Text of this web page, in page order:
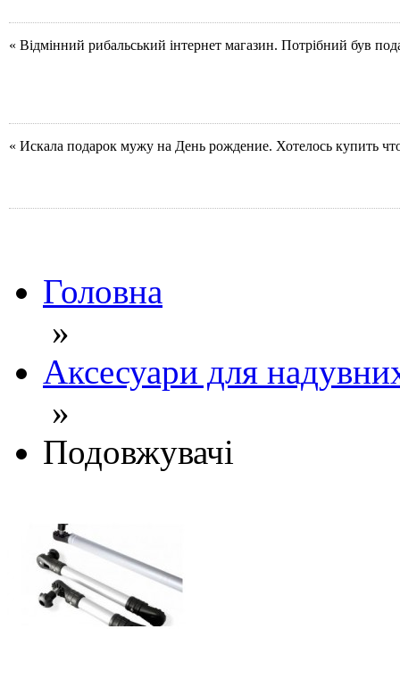
« Відмінний рибальський інтернет магазин. Потрібний був
« Искала подарок мужу на День рождение. Хотелось купить
Головна
»
Аксесуари для
»
Подовжувачі